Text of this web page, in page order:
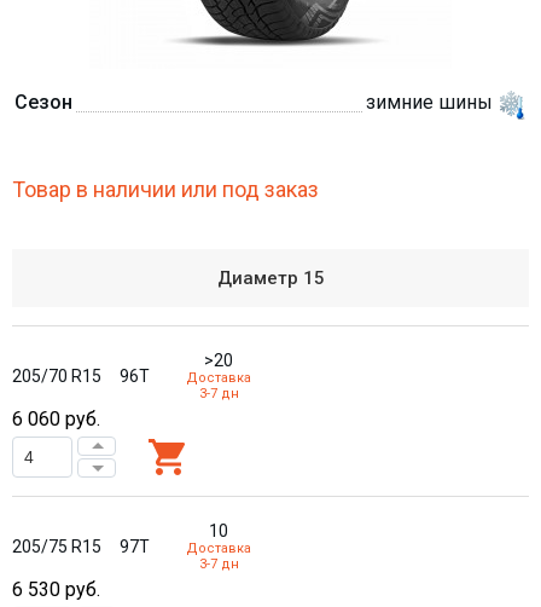
Сезон зимние шины
Товар в наличии или под заказ
Диаметр 15
205/70 R15 96T
>20
Доставка
3-7 дн
6 060 руб.
205/75 R15 97T
10
Доставка
3-7 дн
6 530 руб.